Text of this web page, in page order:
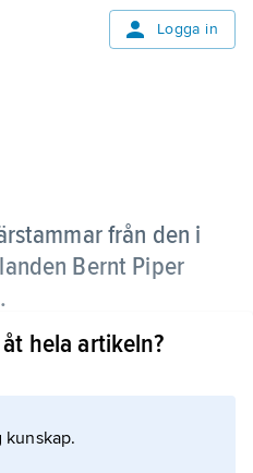
Logga in
från den i
Bernt Piper
sedermera
adopterades 1776
hela artikeln?